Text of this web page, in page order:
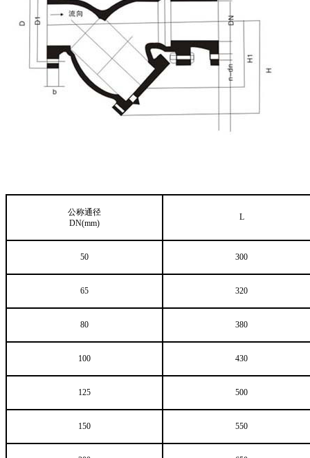
公称通径
DN(mm)
L
50 300
65 320
80 380
100 430
125 500
150 550